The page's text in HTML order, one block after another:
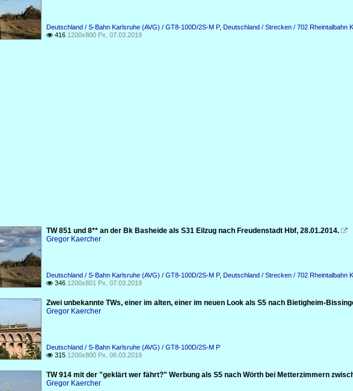
Deutschland / S-Bahn Karlsruhe (AVG) / GT8-100D/2S-M P, Deutschland / Strecken / 702 Rheintalbahn
 416 1200x800 Px, 07.03.2019
TW 851 und 8** an der Bk Basheide als S31 Eilzug nach Freudenstadt Hbf, 28.01.2014. 
Gregor Kaercher
Deutschland / S-Bahn Karlsruhe (AVG) / GT8-100D/2S-M P, Deutschland / Strecken / 702 Rheintalbahn
 346 1200x801 Px, 07.03.2019
Zwei unbekannte TWs, einer im alten, einer im neuen Look als S5 nach Bietigheim-
Gregor Kaercher
Deutschland / S-Bahn Karlsruhe (AVG) / GT8-100D/2S-M P
 315 1200x800 Px, 06.03.2019
TW 914 mit der "geklärt wer fährt?" Werbung als S5 nach Wörth bei Metterzimmern
Gregor Kaercher